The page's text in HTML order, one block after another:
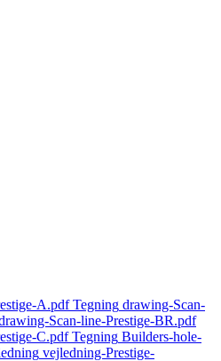
A.pdf Tegning drawing-Scan-
Scan-line-Prestige-BR.pdf
C.pdf Tegning Builders-hole-
vejledning-Prestige-